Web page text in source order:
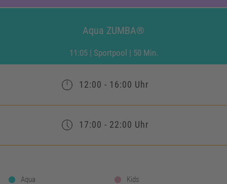
11:05 | Sportpool | 50 Min.
Aqua ZUMBA®
12:00 - 16:00 Uhr
17:00 - 22:00 Uhr
Aqua Kids